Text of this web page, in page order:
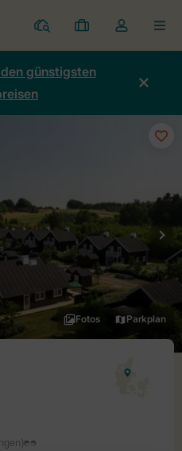
Ferienparks
Meine
Buchungen
Dropdown-
Menü
Kontos
günstigsten